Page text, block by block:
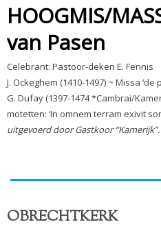
HOOGMIS/
van Pasen
Celebrant: Pastoor-deken E. Fennis
J. Ockeghem (1410-1497) ~ Missa ‘de
G. Dufay (1397-1474 *Cambrai/
motetten: ‘In omnem terram exivit
uitgevoerd door Gastkoor “Kamerijk”.
OBRECHTKERK